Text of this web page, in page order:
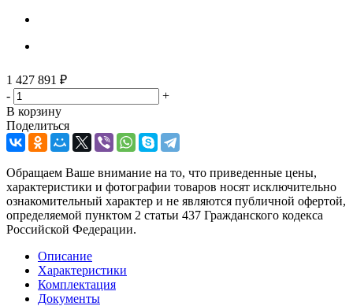
1 427 891 ₽
-
+
В корзину
Поделиться
Обращаем Ваше внимание на то, что приведенные цены,
характеристики и фотографии товаров носят исключительно
ознакомительный характер и не являются публичной офертой,
определяемой пунктом 2 статьи 437 Гражданского кодекса
Российской Федерации.
Описание
Характеристики
Комплектация
Документы